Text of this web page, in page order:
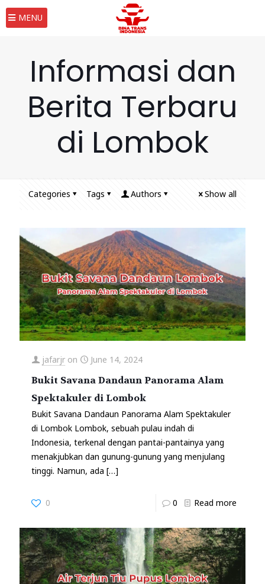
MENU
Informasi dan
Berita Terbaru
di Lombok
Categories Tags Authors Show all
jafarjr on June 14, 2024
Bukit Savana Dandaun Panorama Alam
Spektakuler di Lombok
Bukit Savana Dandaun Panorama Alam Spektakuler
di Lombok Lombok, sebuah pulau indah di
Indonesia, terkenal dengan pantai-pantainya yang
menakjubkan dan gunung-gunung yang menjulang
tinggi. Namun, ada […]
0 0 Read more